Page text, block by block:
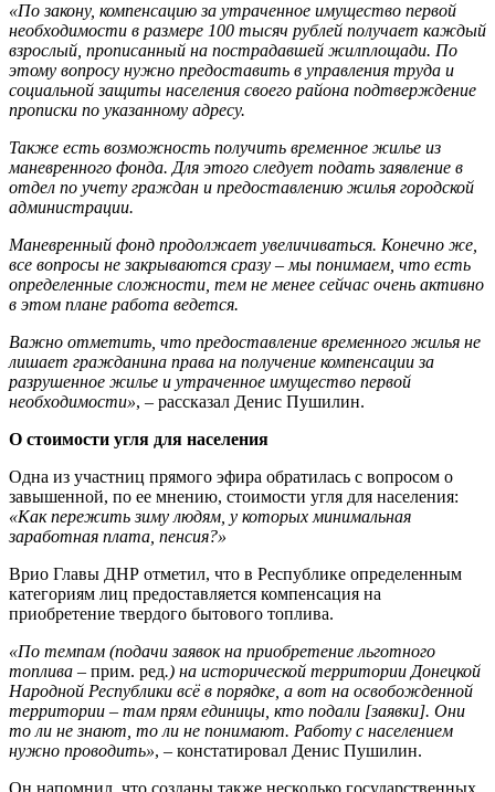
«По закону, компенсацию за утраченное имущество первой
необходимости в размере 100 тысяч рублей получает каждый
взрослый, прописанный на пострадавшей жилплощади. По
этому вопросу нужно предоставить в управления труда и
социальной защиты населения своего района подтверждение
прописки по указанному адресу.
Также есть возможность получить временное жилье из
маневренного фонда. Для этого следует подать заявление в
отдел по учету граждан и предоставлению жилья городской
администрации.
Маневренный фонд продолжает увеличиваться. Конечно же,
все вопросы не закрываются сразу – мы понимаем, что есть
определенные сложности, тем не менее сейчас очень активно
в этом плане работа ведется.
Важно отметить, что предоставление временного жилья не
лишает гражданина права на получение компенсации за
разрушенное жилье и утраченное имущество первой
необходимости», – рассказал Денис Пушилин.
О стоимости угля для населения
Одна из участниц прямого эфира обратилась с вопросом о
завышенной, по ее мнению, стоимости угля для населения:
«Как пережить зиму людям, у которых минимальная
заработная плата, пенсия?»
Врио Главы ДНР отметил, что в Республике определенным
категориям лиц предоставляется компенсация на
приобретение твердого бытового топлива.
«По темпам (подачи заявок на приобретение льготного
топлива – прим. ред.) на исторической территории Донецкой
Народной Республики всё в порядке, а вот на освобожденной
территории – там прям единицы, кто подали [заявки]. Они
то ли не знают, то ли не понимают. Работу с населением
нужно проводить», – констатировал Денис Пушилин.